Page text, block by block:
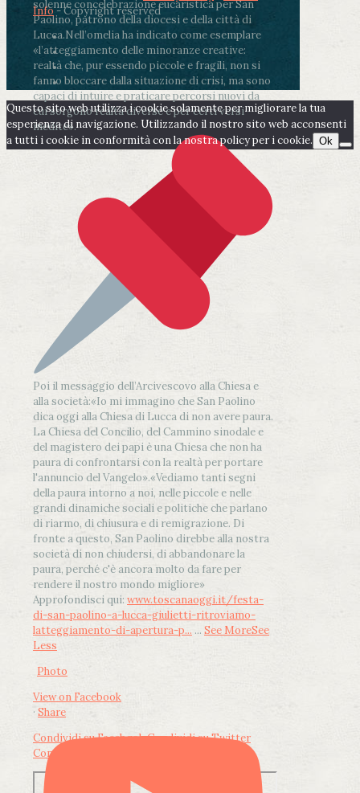
solenne concelebrazione eucaristica per San
Paolino, patrono della diocesi e della città di
Lucca.Nell’omelia ha indicato come esemplare
«l’atteggiamento delle minoranze creative:
realtà che, pur essendo piccole e fragili, non si
fanno bloccare dalla situazione di crisi, ma sono
capaci di intuire e praticare percorsi nuovi da
cui sorgono realtà diverse e per certi versi
inedite».
Poi il messaggio dell’Arcivescovo alla Chiesa e
alla società:«Io mi immagino che San Paolino
dica oggi alla Chiesa di Lucca di non avere paura.
La Chiesa del Concilio, del Cammino sinodale e
del magistero dei papi è una Chiesa che non ha
paura di confrontarsi con la realtà per portare
l'annuncio del Vangelo».«Vediamo tanti segni
della paura intorno a noi, nelle piccole e nelle
grandi dinamiche sociali e politiche che parlano
di riarmo, di chiusura e di remigrazione. Di
fronte a questo, San Paolino direbbe alla nostra
società di non chiudersi, di abbandonare la
paura, perché c'è ancora molto da fare per
rendere il nostro mondo migliore»
Approfondisci qui: www.toscanaoggi.it/festa-
di-san-paolino-a-lucca-giulietti-ritroviamo-
latteggiamento-di-apertura-p... ... See MoreSee
Less
Photo
View on Facebook
· Share
Condividi su FacebookCondividi su Twitter
Condividi su LinkedIn
Info- Copyright reserved
Questo sito web utilizza i cookie solamente per migliorare la tua
esperienza di navigazione. Utilizzando il nostro sito web acconsenti
a tutti i cookie in conformità con la nostra policy per i cookie. Ok